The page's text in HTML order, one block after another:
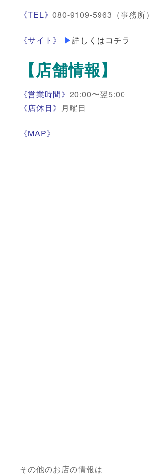
《TEL》 080-9109-5963（事務所）
《サイト》 ▶詳しくはコチラ
【店舗情報】
《営業時間》 20:00〜翌5:00
《店休日》 月曜日
《MAP》
その他のお店の情報は